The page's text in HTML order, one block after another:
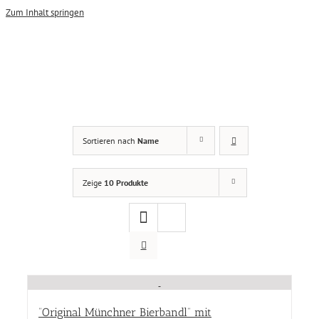
Zum Inhalt springen
Produkt Größen
Produkt Designer
Sortieren nach Name
Zeige 10 Produkte
“Original Münchner Bierbandl” mit